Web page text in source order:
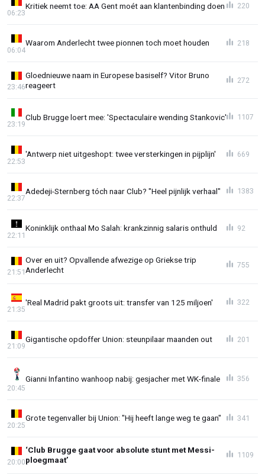
Kritiek neemt toe: AA Gent moét aan klantenbinding doen
06:23
220
Waarom Anderlecht twee pionnen toch moet houden
06:04
218
Gloednieuwe naam in Europese basiself? Vitor Bruno
reageert
23:46
272
Club Brugge loert mee: 'Spectaculaire wending Stankovic'
23:19
1107
'Antwerp niet uitgeshopt: twee versterkingen in pijplijn'
22:53
669
Adedeji-Sternberg tóch naar Club? "Heel pijnlijk verhaal"
22:37
1383
Koninklijk onthaal Mo Salah: krankzinnig salaris onthuld
22:11
92
Over en uit? Opvallende afwezige op Griekse trip
Anderlecht
21:51
755
'Real Madrid pakt groots uit: transfer van 125 miljoen'
21:35
322
Gigantische opdoffer Union: steunpilaar maanden out
21:09
201
Gianni Infantino wanhoop nabij: gesjacher met WK-finale
20:45
356
Grote tegenvaller bij Union: "Hij heeft lange weg te gaan"
20:25
341
‘Club Brugge gaat voor absolute stunt met Messi-
ploegmaat’
20:00
1109